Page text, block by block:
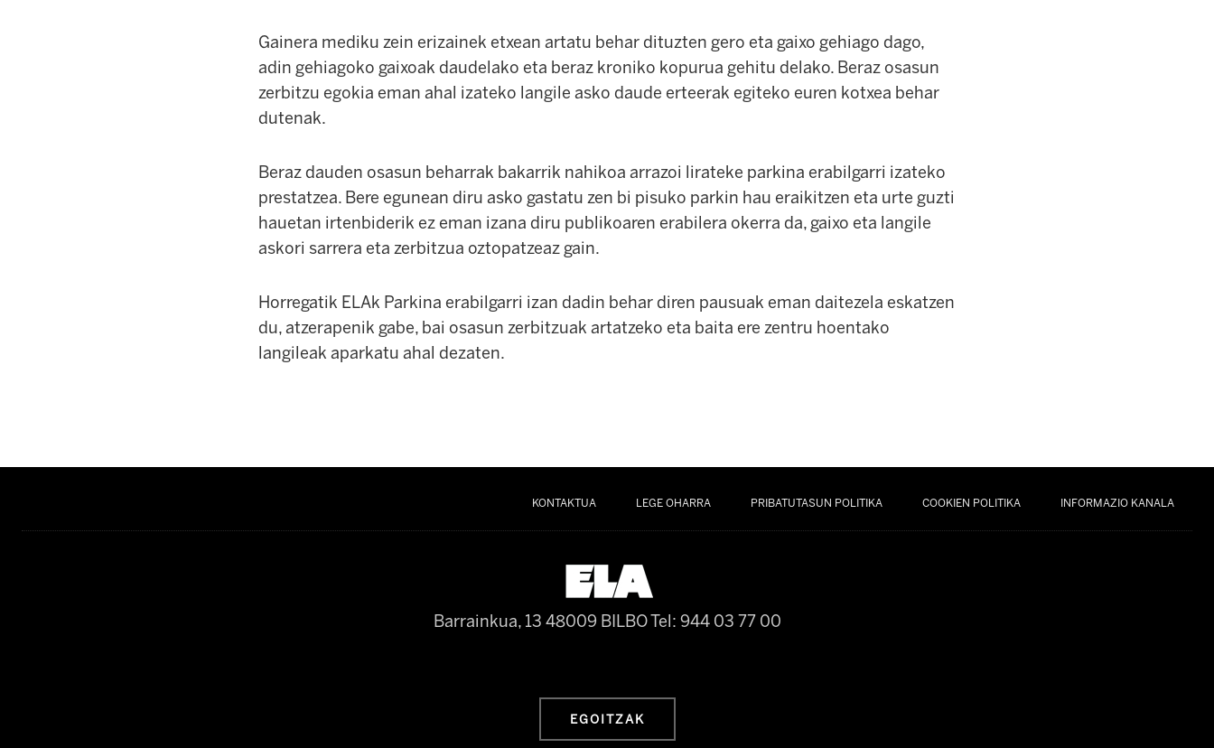
Gainera mediku zein erizainek etxean artatu behar dituzten gero eta gaixo gehiago dago,
adin gehiagoko gaixoak daudelako eta beraz kroniko kopurua gehitu delako. Beraz osasun
zerbitzu egokia eman ahal izateko langile asko daude erteerak egiteko euren kotxea behar
dutenak.
Beraz dauden osasun beharrak bakarrik nahikoa arrazoi lirateke parkina erabilgarri izateko
prestatzea. Bere egunean diru asko gastatu zen bi pisuko parkin hau eraikitzen eta urte guzti
hauetan irtenbiderik ez eman izana diru publikoaren erabilera okerra da, gaixo eta langile
askori sarrera eta zerbitzua oztopatzeaz gain.
Horregatik ELAk Parkina erabilgarri izan dadin behar diren pausuak eman daitezela eskatzen
du, atzerapenik gabe, bai osasun zerbitzuak artatzeko eta baita ere zentru hoentako
langileak aparkatu ahal dezaten.
KONTAKTUA LEGE OHARRA PRIBATUTASUN POLITIKA COOKIEN POLITIKA INFORMAZIO KANALA
Barrainkua, 13 48009 BILBOTel: 944 03 77 00
EGOITZAK